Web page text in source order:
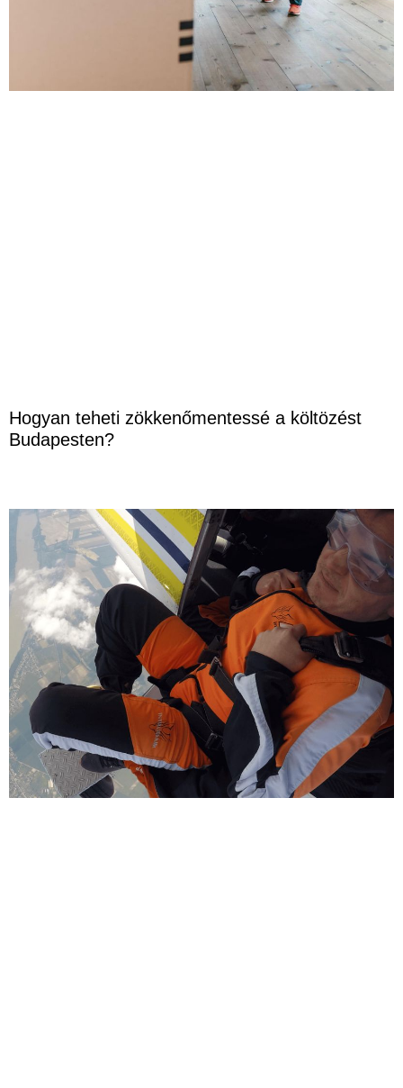
Hogyan teheti zökkenőmentessé a költözést
Budapesten?